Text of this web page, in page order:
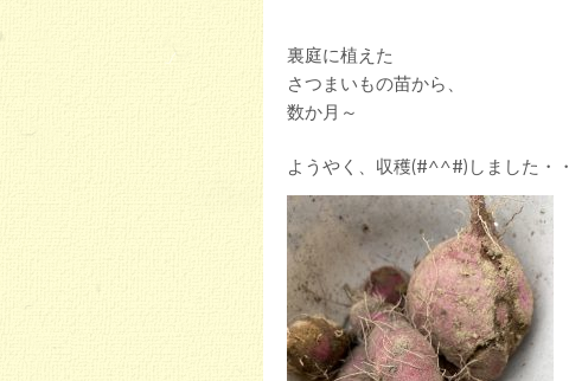
裏庭に植えた
さつまいもの苗から、
数か月～
ようやく、収穫(#^^#)しました・・